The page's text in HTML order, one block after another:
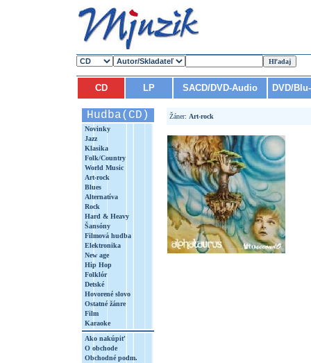
CD LP SACD/DVD-Audio DVD/
Hudba(CD)
Novinky
Jazz
Klasika
Folk/Country
World Music
Art-rock
Blues
Alternatíva
Rock
Hard & Heavy
Šansóny
Filmová hudba
Elektronika
New age
Hip Hop
Folklór
Detské
Hovorené slovo
Ostatné žánre
Film
Karaoke
Ako nakúpiť
O obchode
Obchodné podm.
Žáner: Art-rock